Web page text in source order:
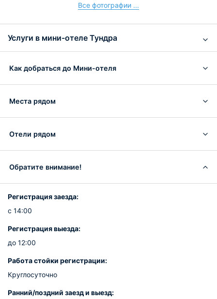
Все фотографии ...
Услуги в мини-отеле Тундра
Как добраться до Мини-отеля
Места рядом
Отели рядом
Обратите внимание!
Регистрация заезда:
с 14:00
Регистрация выезда:
до 12:00
Работа стойки регистрации:
Круглосуточно
Ранний/поздний заезд и выезд: